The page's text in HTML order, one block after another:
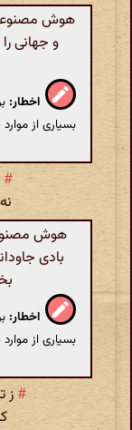
هوش
و جهانی
اخطار:
بسیاری از
#
هوش
بادی
اخطار:
بسیاری از
#ز